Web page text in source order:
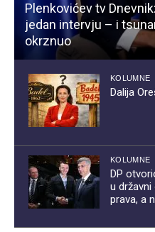
Plenkovićev tv
jedan intervju – i
okrznuo
KOLUMNE
Dalija
KOLUMNE
DP
u državni
prava, a